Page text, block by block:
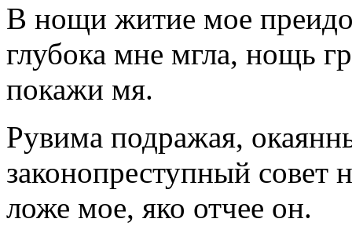
В нощи житие мое
глубока мне мгла, нощь
покажи мя.
Рувима подражая,
законопреступный совет
ложе мое, яко отчее он.